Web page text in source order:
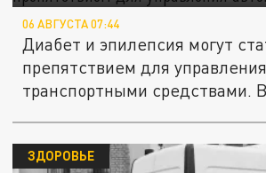
06 АВГУСТА 07:44
Диабет и эпилепсия могут
препятствием для управления
транспортными средствами.
ЗДОРОВЬЕ